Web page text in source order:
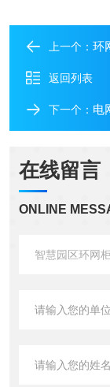
上一个： 环
返回列表
下一个： 电
在线留言
ONLINE